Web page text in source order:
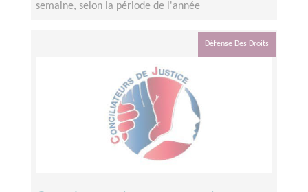
semaine, selon la période de l'année
Défense Des Droits